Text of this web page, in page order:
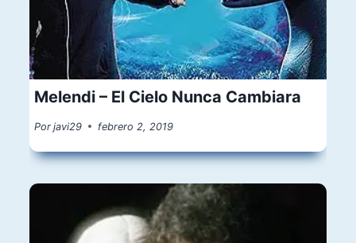
Melendi – El Cielo Nunca Cambiara
Por javi29 febrero 2, 2019